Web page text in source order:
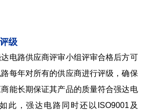
级
电路供应商评审小组评审合格后方可
每年对所有的供应商进行评级，确保
能长期保证其产品的质量符合强达电
此，强达电路同时还以ISO9001及